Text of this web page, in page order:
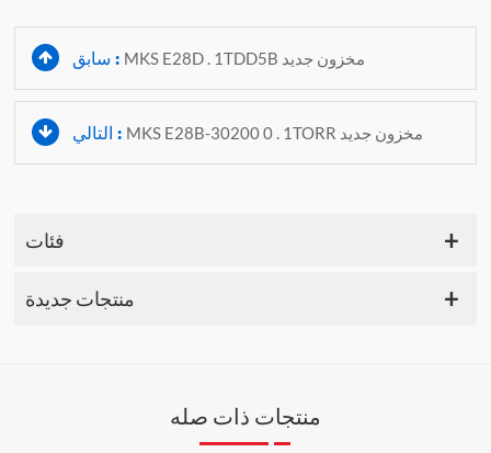
سابق : MKS E28D . 1TDD5B مخزون جديد
التالي : MKS E28B-30200 0 . 1TORR مخزون جديد
فئات
منتجات جديدة
منتجات ذات صله